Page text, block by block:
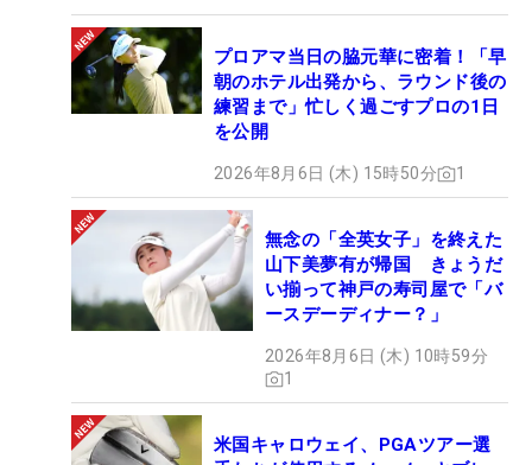
プロアマ当日の脇元華に密着！「早
朝のホテル出発から、ラウンド後の
練習まで」忙しく過ごすプロの1日
を公開
2026年8月6日 (木) 15時50分 1
無念の「全英女子」を終えた
山下美夢有が帰国 きょうだ
い揃って神戸の寿司屋で「バ
ースデーディナー？」
2026年8月6日 (木) 10時59分
1
米国キャロウェイ、PGAツアー選